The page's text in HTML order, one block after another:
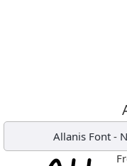
Allanis Font-